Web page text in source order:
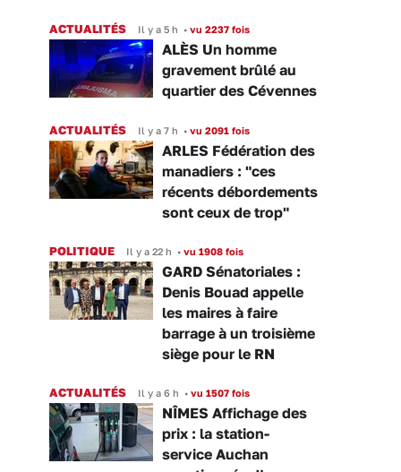
ACTUALITÉS Il y a 5 h • vu 2237 fois
ALÈS Un homme
gravement brûlé au
quartier des Cévennes
ACTUALITÉS Il y a 7 h • vu 2091 fois
ARLES Fédération des
manadiers : "ces
récents débordements
sont ceux de trop"
POLITIQUE Il y a 22 h • vu 1908 fois
GARD Sénatoriales :
Denis Bouad appelle
les maires à faire
barrage à un troisième
siège pour le RN
ACTUALITÉS Il y a 6 h • vu 1507 fois
NÎMES Affichage des
prix : la station-
service Auchan